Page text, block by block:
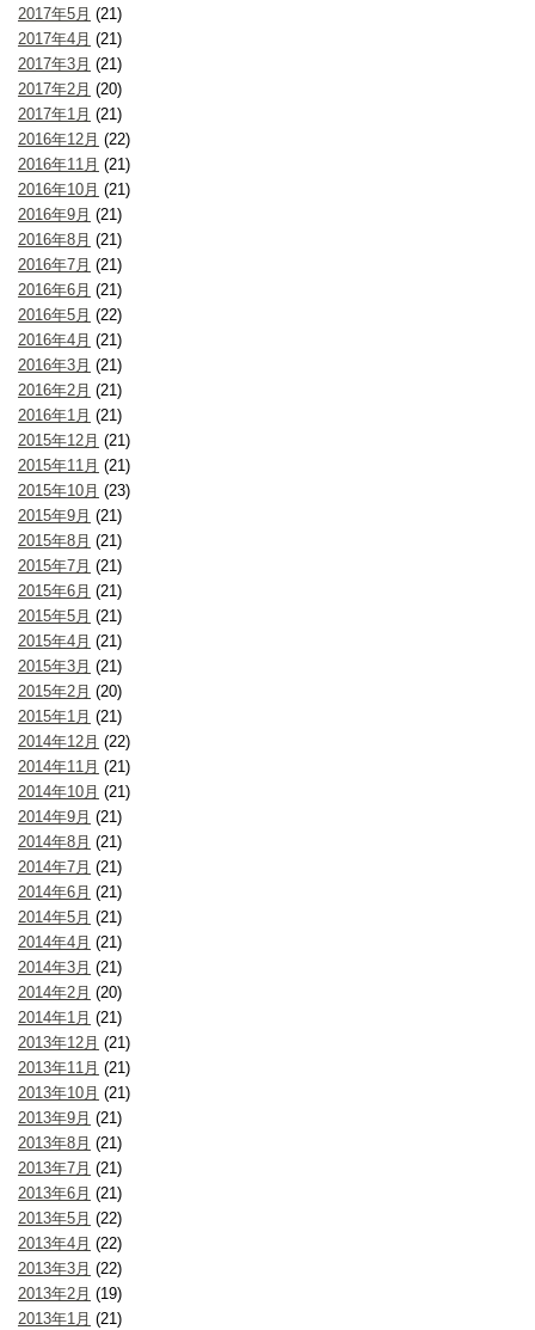
2017年5月 (21)
2017年4月 (21)
2017年3月 (21)
2017年2月 (20)
2017年1月 (21)
2016年12月 (22)
2016年11月 (21)
2016年10月 (21)
2016年9月 (21)
2016年8月 (21)
2016年7月 (21)
2016年6月 (21)
2016年5月 (22)
2016年4月 (21)
2016年3月 (21)
2016年2月 (21)
2016年1月 (21)
2015年12月 (21)
2015年11月 (21)
2015年10月 (23)
2015年9月 (21)
2015年8月 (21)
2015年7月 (21)
2015年6月 (21)
2015年5月 (21)
2015年4月 (21)
2015年3月 (21)
2015年2月 (20)
2015年1月 (21)
2014年12月 (22)
2014年11月 (21)
2014年10月 (21)
2014年9月 (21)
2014年8月 (21)
2014年7月 (21)
2014年6月 (21)
2014年5月 (21)
2014年4月 (21)
2014年3月 (21)
2014年2月 (20)
2014年1月 (21)
2013年12月 (21)
2013年11月 (21)
2013年10月 (21)
2013年9月 (21)
2013年8月 (21)
2013年7月 (21)
2013年6月 (21)
2013年5月 (22)
2013年4月 (22)
2013年3月 (22)
2013年2月 (19)
2013年1月 (21)